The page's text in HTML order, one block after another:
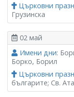
Църковни
Грузинска
02 май
Имени дни:
Борко, Борил
Църковни
българите; Св.